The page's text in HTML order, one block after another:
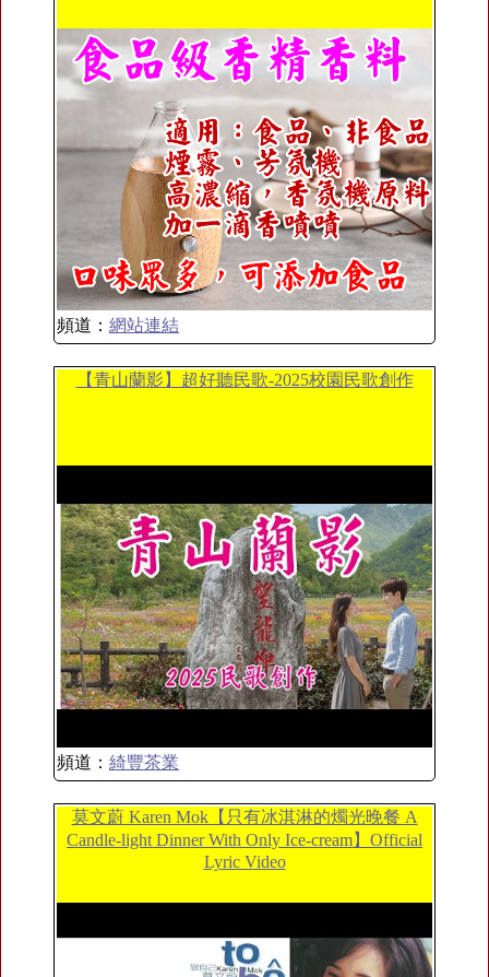
頻道： 網站連結
【青山蘭影】超好聽民歌-2025校園民歌創作
頻道： 綺豐茶業
莫文蔚 Karen Mok【只有冰淇淋的燭光晚餐 A
Candle-light Dinner With Only Ice-cream】Official
Lyric Video